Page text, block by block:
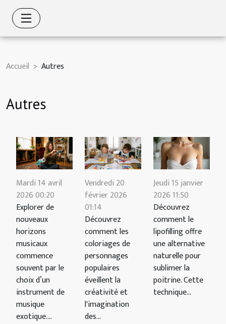
Accueil Autres
Autres
Mardi 14 avril
2026 00:20
Explorer de
nouveaux
horizons
musicaux
commence
souvent par le
choix d’un
instrument de
musique
exotique....
Vendredi 20
février 2026
01:14
Découvrez
comment les
coloriages de
personnages
populaires
éveillent la
créativité et
l'imagination
des...
Jeudi 15 janvier
2026 11:50
Découvrez
comment le
lipofilling offre
une alternative
naturelle pour
sublimer la
poitrine. Cette
technique...